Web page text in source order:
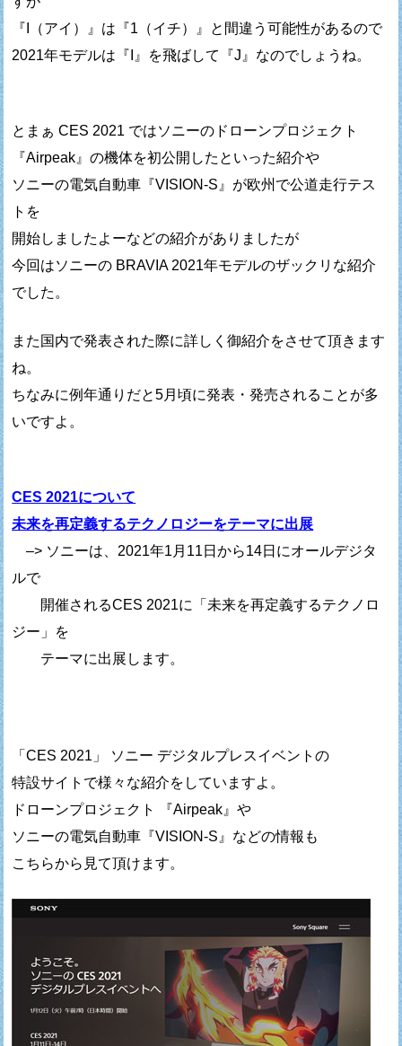
『I（アイ）』は『1（イチ）』と間違う可能性があるので
2021年モデルは『I』を飛ばして『J』なのでしょうね。
とまぁ CES 2021 ではソニーのドローンプロジェクト
『Airpeak』の機体を初公開したといった紹介や
ソニーの電気自動車『VISION-S』が欧州で公道走行テス
トを
開始しましたよーなどの紹介がありましたが
今回はソニーの BRAVIA 2021年モデルのザックリな紹介
でした。
また国内で発表された際に詳しく御紹介をさせて頂きます
ね。
ちなみに例年通りだと5月頃に発表・発売されることが多
いですよ。
CES 2021について
未来を再定義するテクノロジーをテーマに出展
–> ソニーは、2021年1月11日から14日にオールデジタ
ルで
開催されるCES 2021に「未来を再定義するテクノロ
ジー」を
テーマに出展します。
「CES 2021」 ソニー デジタルプレスイベントの
特設サイトで様々な紹介をしていますよ。
ドローンプロジェクト 『Airpeak』や
ソニーの電気自動車『VISION-S』などの情報も
こちらから見て頂けます。